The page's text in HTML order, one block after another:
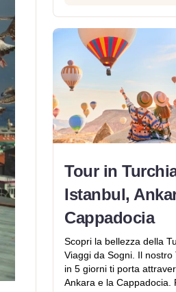
Tour in
Istanbul,
Cappadocia
Scopri la bellezza della
Viaggi da Sogni. Il nostro
in 5 giorni ti porta
Ankara e la Cappadocia.